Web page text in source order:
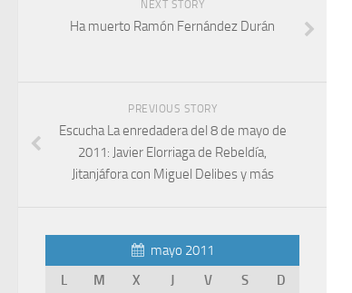
NEXT STORY
Ha muerto Ramón Fernández Durán
PREVIOUS STORY
Escucha La enredadera del 8 de mayo de
2011: Javier Elorriaga de Rebeldía,
Jitanjáfora con Miguel Delibes y más
mayo 2011
L
M X J V S D